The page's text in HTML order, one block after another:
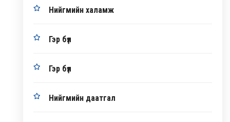
Нийгмийн халамж
Гэр бүл
Гэр бүл
Нийгмийн даатгал